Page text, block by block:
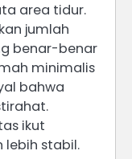
area tidur.
jumlah
benar-benar
minimalis
bahwa
ikut
lebih stabil.